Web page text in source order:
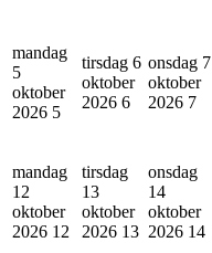
mandag
5
oktober
2026 5
tirsdag 6
oktober
2026 6
onsdag 7
oktober
2026 7
mandag
12
oktober
2026 12
tirsdag
13
oktober
2026 13
onsdag
14
oktober
2026 14